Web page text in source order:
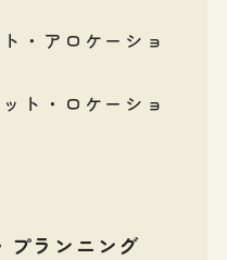
・アロケーショ
ト・ロケーショ
プランニング